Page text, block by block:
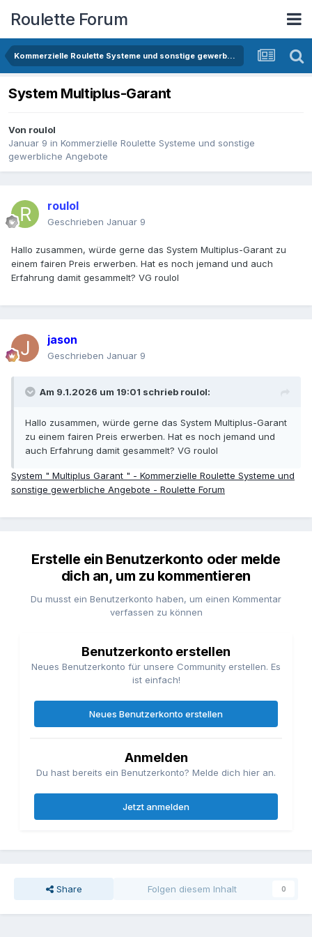
Roulette Forum
Kommerzielle Roulette Systeme und sonstige gewerbliche Angebote
System Multiplus-Garant
Von roulol
Januar 9 in Kommerzielle Roulette Systeme und sonstige
gewerbliche Angebote
roulol
Geschrieben Januar 9
Hallo zusammen, würde gerne das System Multiplus-Garant zu
einem fairen Preis erwerben. Hat es noch jemand und auch
Erfahrung damit gesammelt? VG roulol
jason
Geschrieben Januar 9
Am 9.1.2026 um 19:01 schrieb roulol:
Hallo zusammen, würde gerne das System Multiplus-Garant
zu einem fairen Preis erwerben. Hat es noch jemand und
auch Erfahrung damit gesammelt? VG roulol
System " Multiplus Garant " - Kommerzielle Roulette Systeme und
sonstige gewerbliche Angebote - Roulette Forum
Erstelle ein Benutzerkonto oder melde
dich an, um zu kommentieren
Du musst ein Benutzerkonto haben, um einen Kommentar
verfassen zu können
Benutzerkonto erstellen
Neues Benutzerkonto für unsere Community erstellen. Es
ist einfach!
Neues Benutzerkonto erstellen
Anmelden
Du hast bereits ein Benutzerkonto? Melde dich hier an.
Jetzt anmelden
Share Folgen diesem Inhalt 0